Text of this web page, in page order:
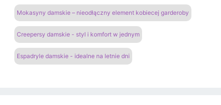
Mokasyny damskie – nieodłączny element kobiecej garderoby
Creepersy damskie - styl i komfort w jednym
Espadryle damskie - idealne na letnie dni